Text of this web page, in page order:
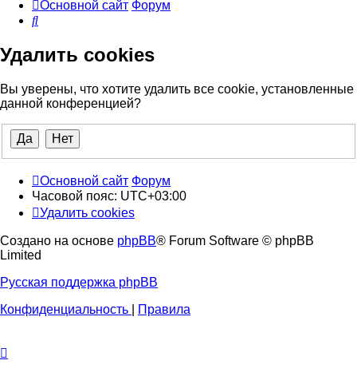
Основной сайт Форум
Поиск
Удалить cookies
Вы уверены, что хотите удалить все cookie, установленные
данной конференцией?
Основной сайт Форум
Часовой пояс: UTC+03:00
Удалить cookies
Создано на основе phpBB® Forum Software © phpBB
Limited
Русская поддержка phpBB
Конфиденциальность
Правила